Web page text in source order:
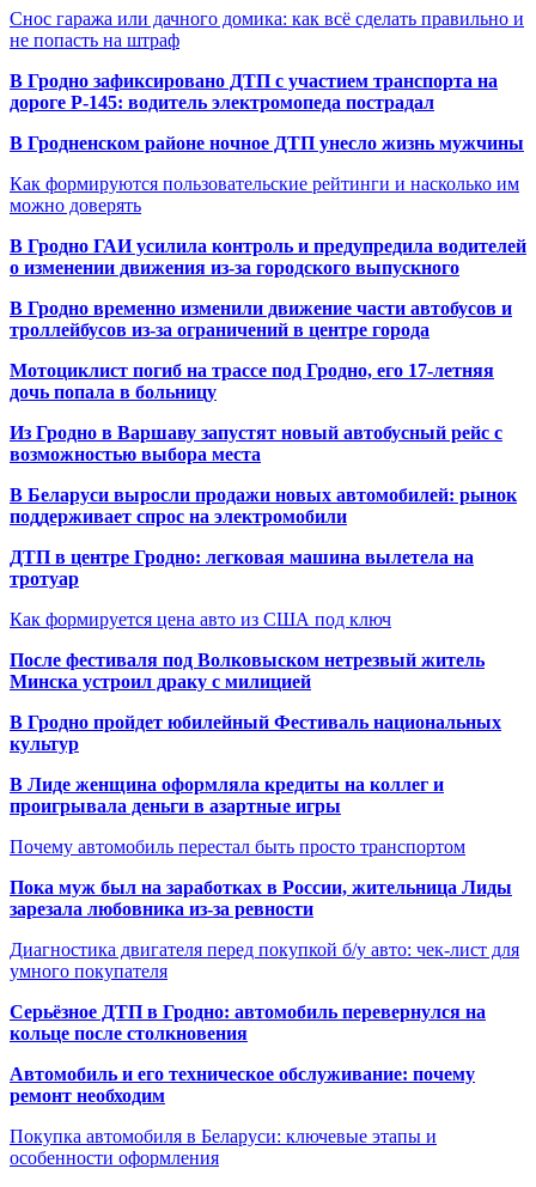
Снос гаража или дачного домика: как всё сделать правильно и
не попасть на штраф
В Гродно зафиксировано ДТП с участием транспорта на
дороге Р-145: водитель электромопеда пострадал
В Гродненском районе ночное ДТП унесло жизнь мужчины
Как формируются пользовательские рейтинги и насколько им
можно доверять
В Гродно ГАИ усилила контроль и предупредила водителей
о изменении движения из-за городского выпускного
В Гродно временно изменили движение части автобусов и
троллейбусов из-за ограничений в центре города
Мотоциклист погиб на трассе под Гродно, его 17-летняя
дочь попала в больницу
Из Гродно в Варшаву запустят новый автобусный рейс с
возможностью выбора места
В Беларуси выросли продажи новых автомобилей: рынок
поддерживает спрос на электромобили
ДТП в центре Гродно: легковая машина вылетела на
тротуар
Как формируется цена авто из США под ключ
После фестиваля под Волковыском нетрезвый житель
Минска устроил драку с милицией
В Гродно пройдет юбилейный Фестиваль национальных
культур
В Лиде женщина оформляла кредиты на коллег и
проигрывала деньги в азартные игры
Почему автомобиль перестал быть просто транспортом
Пока муж был на заработках в России, жительница Лиды
зарезала любовника из-за ревности
Диагностика двигателя перед покупкой б/у авто: чек-лист для
умного покупателя
Серьёзное ДТП в Гродно: автомобиль перевернулся на
кольце после столкновения
Автомобиль и его техническое обслуживание: почему
ремонт необходим
Покупка автомобиля в Беларуси: ключевые этапы и
особенности оформления